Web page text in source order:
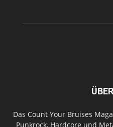
Das Count Your Bruises
Punkrock, Hardcore und